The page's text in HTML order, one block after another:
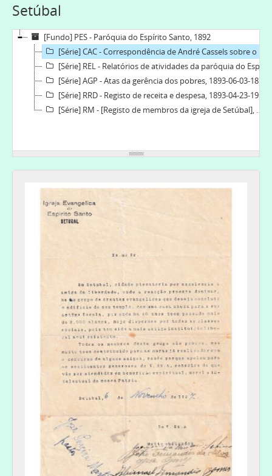
Setúbal
[Fundo] PES - Paróquia do Espírito Santo, 1892
[Série] CAC - Correspondência de André Cassels sobre o Templo de Setúbal, 1923-1928-03-21
[Série] REL - Relatórios de atividades da paróquia do Espírito Santo, 1969
[Série] AGP - Atas da gerência dos pobres, 1893-06-03-1894-03-10
[Série] RRD - Registo de receita e despesa, 1893-04-23-1915-05-24
[Série] RM - [Registo de membros da igreja de Setúbal], 1892-01-03-1915-09-19